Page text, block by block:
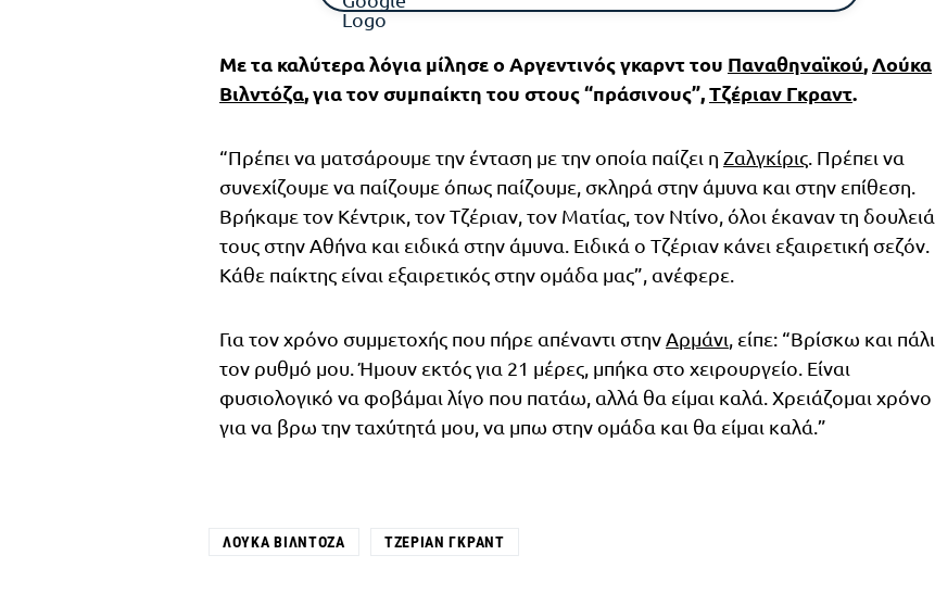
Με τα καλύτερα λόγια μίλησε ο Αργεντινός γκαρντ του Παναθηναϊκού,Λούκα
Βιλντόζα, για τον συμπαίκτη του στους “πράσινους”,Τζέριαν Γκραντ.
“Πρέπει να ματσάρουμε την ένταση με την οποία παίζει η Ζαλγκίρις. Πρέπει να
συνεχίζουμε να παίζουμε όπως παίζουμε, σκληρά στην άμυνα και στην επίθεση.
Βρήκαμε τον Κέντρικ, τον Τζέριαν, τον Ματίας, τον Ντίνο, όλοι έκαναν τη δουλειά
τους στην Αθήνα και ειδικά στην άμυνα. Ειδικά ο Τζέριαν κάνει εξαιρετική σεζόν.
Κάθε παίκτης είναι εξαιρετικός στην ομάδα μας”, ανέφερε.
Για τον χρόνο συμμετοχής που πήρε απέναντι στηνΑρμάνι, είπε: “Βρίσκω και πάλι
τον ρυθμό μου. Ήμουν εκτός για 21 μέρες, μπήκα στο χειρουργείο. Είναι
φυσιολογικό να φοβάμαι λίγο που πατάω, αλλά θα είμαι καλά. Χρειάζομαι χρόνο
για να βρω την ταχύτητά μου, να μπω στην ομάδα και θα είμαι καλά.”
ΛΟΎΚΑ ΒΙΛΝΤΌΖΑ ΤΖΈΡΙΑΝ ΓΚΡΑΝΤ